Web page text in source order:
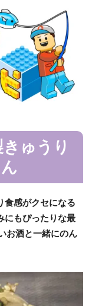
ゅうり
食感がクセになる
にもぴったりな最
お酒と一緒にのん